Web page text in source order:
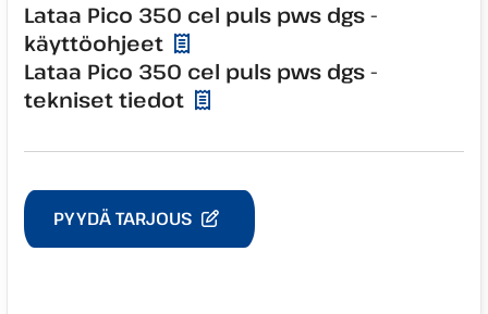
Lataa Pico 350 cel puls pws dgs -
käyttöohjeet
Lataa Pico 350 cel puls pws dgs -
tekniset tiedot
PYYDÄ TARJOUS